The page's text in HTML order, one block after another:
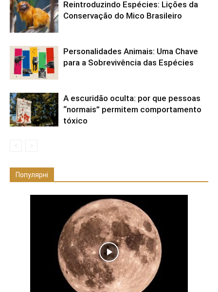
Reintroduzindo Espécies: Lições da
Conservação do Mico Brasileiro
Personalidades Animais: Uma Chave
para a Sobrevivência das Espécies
A escuridão oculta: por que pessoas
“normais” permitem comportamento
tóxico
Популярні